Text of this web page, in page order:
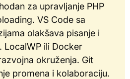
za upravljanje PHP
VS Code sa
olakšava pisanje i
LocalWP ili Docker
okruženja. Git
promena i kolaboraciju.